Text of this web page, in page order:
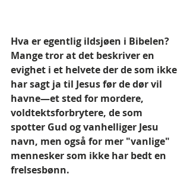
Hva er egentlig ildsjøen i Bibelen?
Mange tror at det beskriver en
evighet i et helvete der de som ikke
har sagt ja til Jesus før de dør vil
havne—et sted for mordere,
voldtektsforbrytere, de som
spotter Gud og vanhelliger Jesu
navn, men også for mer "vanlige"
mennesker som ikke har bedt en
frelsesbønn.